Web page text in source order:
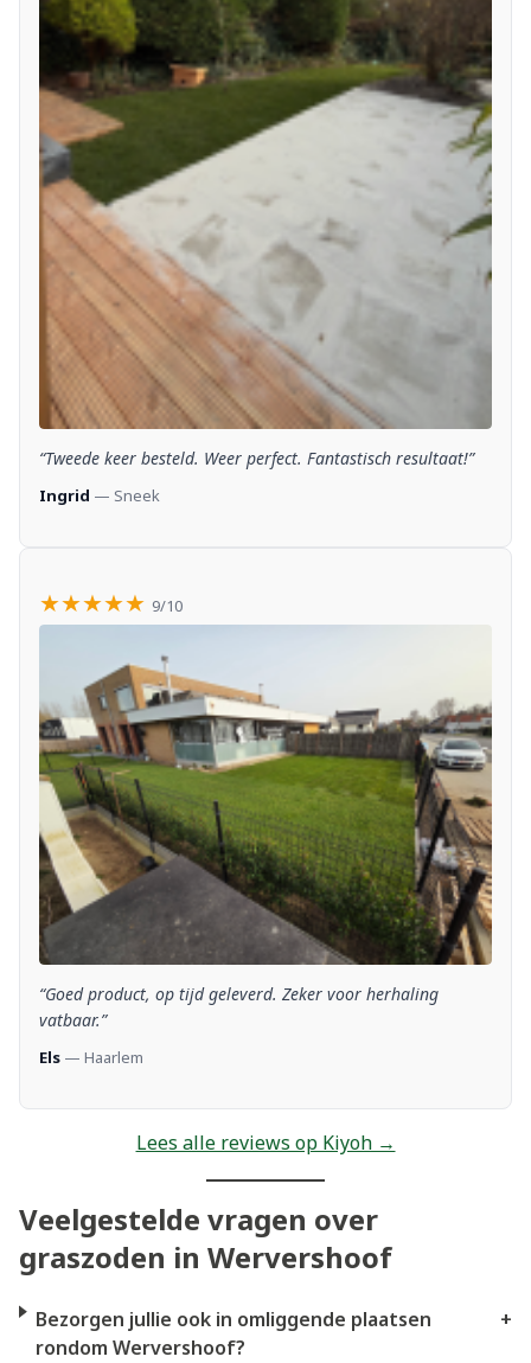
“Tweede keer besteld. Weer perfect. Fantastisch resultaat!”
Ingrid — Sneek
★★★★★ 9/10
“Goed product, op tijd geleverd. Zeker voor herhaling
vatbaar.”
Els — Haarlem
Lees alle reviews op Kiyoh →
Veelgestelde vragen over
graszoden in Wervershoof
Bezorgen jullie ook in omliggende plaatsen
rondom Wervershoof?
+